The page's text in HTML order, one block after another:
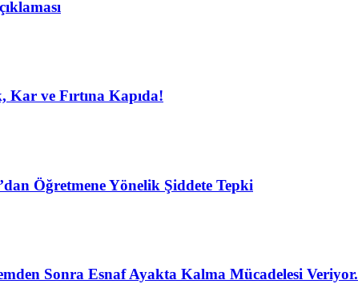
ve Fırtına Kapıda!
Öğretmene Yönelik Şiddete Tepki
Sonra Esnaf Ayakta Kalma Mücadelesi Veriyor.